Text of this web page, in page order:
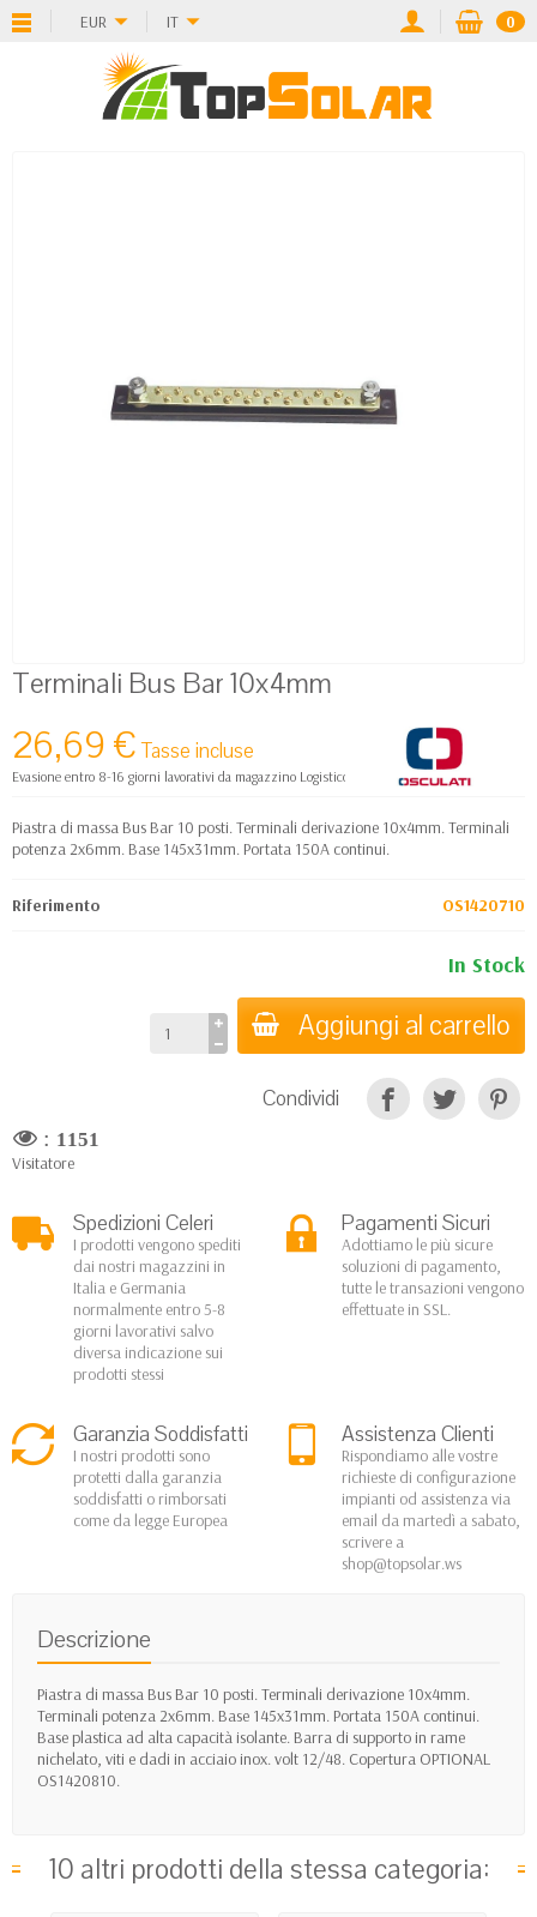
EUR IT 0
Terminali Bus Bar 10x4mm
26,69 € Tasse incluse
Evasione entro 8-16 giorni lavorativi da magazzino Logistico Europa
Piastra di massa Bus Bar 10 posti. Terminali derivazione 10x4mm. Terminali
potenza 2x6mm. Base 145x31mm. Portata 150A continui.
Riferimento OS1420710
In Stock
Aggiungi al carrello
Condividi
: 1151
Visitatore
Spedizioni Celeri
I prodotti vengono spediti
dai nostri magazzini in
Italia e Germania
normalmente entro 5-8
giorni lavorativi salvo
diversa indicazione sui
prodotti stessi
Pagamenti Sicuri
Adottiamo le più sicure
soluzioni di pagamento,
tutte le transazioni vengono
effettuate in SSL.
Garanzia Soddisfatti
I nostri prodotti sono
protetti dalla garanzia
soddisfatti o rimborsati
come da legge Europea
Assistenza Clienti
Rispondiamo alle vostre
richieste di configurazione
impianti od assistenza via
email da martedì a sabato,
scrivere a
shop@topsolar.ws
Descrizione
Piastra di massa Bus Bar 10 posti. Terminali derivazione 10x4mm.
Terminali potenza 2x6mm. Base 145x31mm. Portata 150A continui.
Base plastica ad alta capacità isolante. Barra di supporto in rame
nichelato, viti e dadi in acciaio inox. volt 12/48. Copertura OPTIONAL
OS1420810.
10 altri prodotti della stessa categoria: